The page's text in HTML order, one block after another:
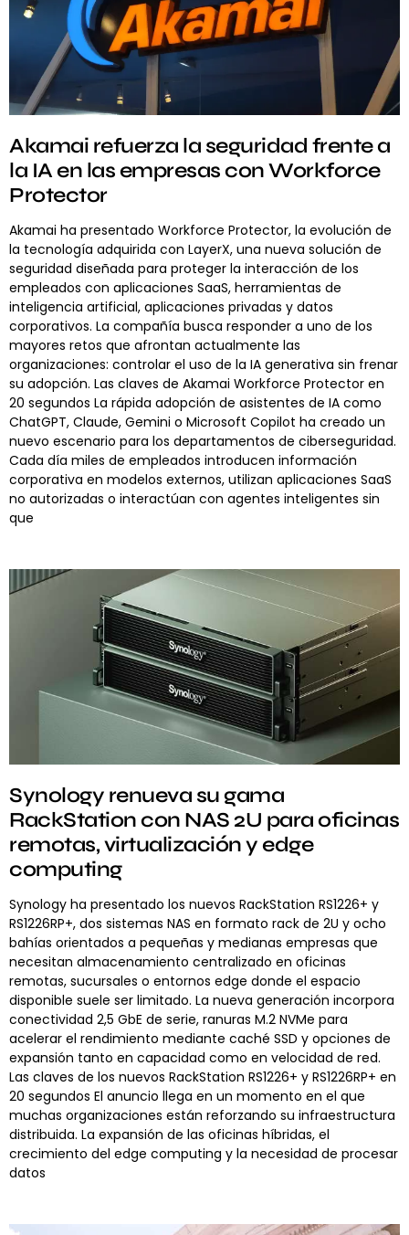
Akamai refuerza la seguridad frente a
la IA en las empresas con Workforce
Protector
Akamai ha presentado Workforce Protector, la evolución de
la tecnología adquirida con LayerX, una nueva solución de
seguridad diseñada para proteger la interacción de los
empleados con aplicaciones SaaS, herramientas de
inteligencia artificial, aplicaciones privadas y datos
corporativos. La compañía busca responder a uno de los
mayores retos que afrontan actualmente las
organizaciones: controlar el uso de la IA generativa sin frenar
su adopción. Las claves de Akamai Workforce Protector en
20 segundos La rápida adopción de asistentes de IA como
ChatGPT, Claude, Gemini o Microsoft Copilot ha creado un
nuevo escenario para los departamentos de ciberseguridad.
Cada día miles de empleados introducen información
corporativa en modelos externos, utilizan aplicaciones SaaS
no autorizadas o interactúan con agentes inteligentes sin
que
Synology renueva su gama
RackStation con NAS 2U para oficinas
remotas, virtualización y edge
computing
Synology ha presentado los nuevos RackStation RS1226+ y
RS1226RP+, dos sistemas NAS en formato rack de 2U y ocho
bahías orientados a pequeñas y medianas empresas que
necesitan almacenamiento centralizado en oficinas
remotas, sucursales o entornos edge donde el espacio
disponible suele ser limitado. La nueva generación incorpora
conectividad 2,5 GbE de serie, ranuras M.2 NVMe para
acelerar el rendimiento mediante caché SSD y opciones de
expansión tanto en capacidad como en velocidad de red.
Las claves de los nuevos RackStation RS1226+ y RS1226RP+ en
20 segundos El anuncio llega en un momento en el que
muchas organizaciones están reforzando su infraestructura
distribuida. La expansión de las oficinas híbridas, el
crecimiento del edge computing y la necesidad de procesar
datos